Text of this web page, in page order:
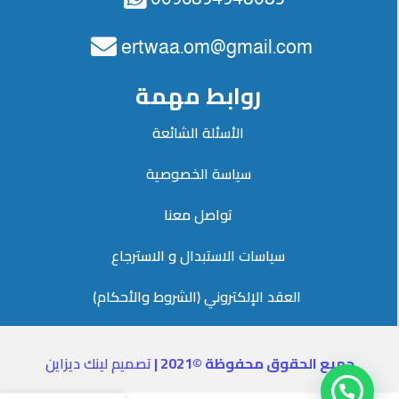
Webmaster Tools
ertwaa.om@gmail.com
روابط مهمة
الأسئلة الشائعة
سياسة الخصوصية
تواصل معنا
سياسات الاستبدال و الاسترجاع
جميع الحقوق محفوظة ©2021 | تصميم لينك ديزاين